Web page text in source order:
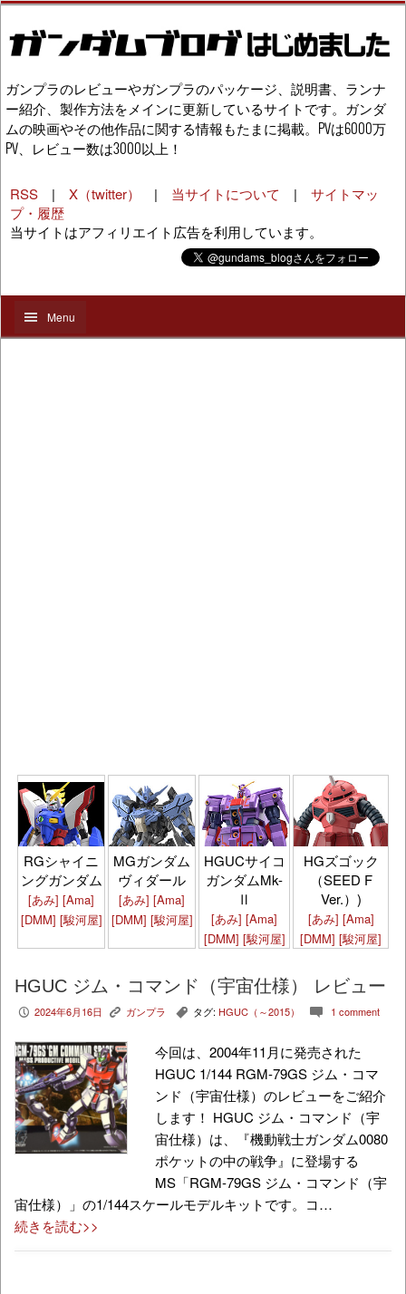
ガンプラのレビューやガンプラのパッケージ、説明書、ランナ
ー紹介、製作方法をメインに更新しているサイトです。ガンダ
ムの映画やその他作品に関する情報もたまに掲載。PVは6000万
PV、レビュー数は3000以上！
RSS | X（twitter） | 当サイトについて | サイトマッ
プ・履歴
当サイトはアフィリエイト広告を利用しています。
Menu
RGシャイニ
ングガンダム
[あみ] [Ama]
[DMM] [駿河屋]
MGガンダム
ヴィダール
[あみ] [Ama]
[DMM] [駿河屋]
HGUCサイコ
ガンダムMk-
Ⅱ
[あみ] [Ama]
[DMM] [駿河屋]
HGズゴック
（SEED F
Ver.）)
[あみ] [Ama]
[DMM] [駿河屋]
HGUC ジム・コマンド（宇宙仕様） レビュー
P 2024年6月16日 K ガンプラ , タグ: HGUC（～2015） c 1 comment
今回は、2004年11月に発売された
HGUC 1/144 RGM-79GS ジム・コマ
ンド（宇宙仕様）のレビューをご紹介
します！ HGUC ジム・コマンド（宇
宙仕様）は、『機動戦士ガンダム0080
ポケットの中の戦争』に登場する
MS「RGM-79GS ジム・コマンド（宇
宙仕様）」の1/144スケールモデルキットです。コ…
続きを読む>>